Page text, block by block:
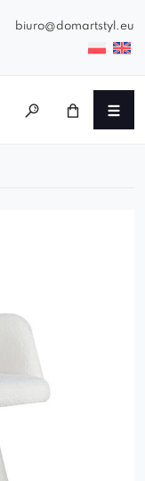
biuro@domartstyl.eu